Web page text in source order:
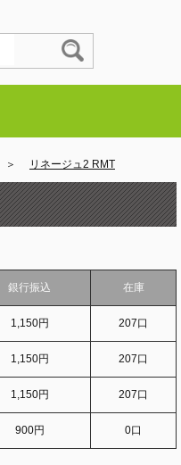
＞ リネージュ2 RMT
銀行振込 在庫
1,150円 207口
1,150円 207口
1,150円 207口
900円 0口